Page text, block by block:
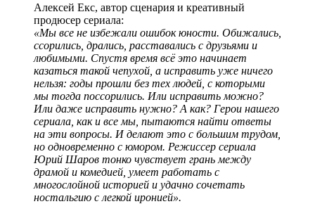
Алексей Екс, автор сценария и креативный
продюсер сериала:
«Мы все не избежали ошибок юности. Обижались,
ссорились, дрались, расставались с друзьями и
любимыми. Спустя время всё это начинает
казаться такой чепухой, а исправить уже ничего
нельзя: годы прошли без тех людей, с которыми
мы тогда поссорились. Или исправить можно?
Или даже исправить нужно? А как? Герои нашего
сериала, как и все мы, пытаются найти ответы
на эти вопросы. И делают это с большим трудом,
но одновременно с юмором. Режиссер сериала
Юрий Шаров тонко чувствует грань между
драмой и комедией, умеет работать с
многослойной историей и удачно сочетать
ностальгию с легкой иронией».